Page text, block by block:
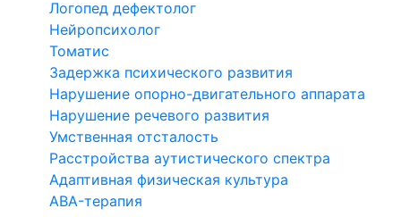
Логопед дефектолог
Нейропсихолог
Томатис
Задержка психического развития
Нарушение опорно-двигательного аппарата
Нарушение речевого развития
Умственная отсталость
Расстройства аутистического спектра
Адаптивная физическая культура
ABA-терапия